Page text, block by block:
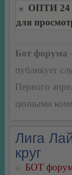
ОПТИ 24 -
для
Бот форума
публикует
Первого
ценными
Лига
круг
БОТ